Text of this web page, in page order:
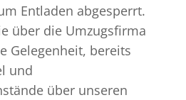
Entladen abgesperrt.
über die Umzugsfirma
Gelegenheit, bereits
und
über unseren